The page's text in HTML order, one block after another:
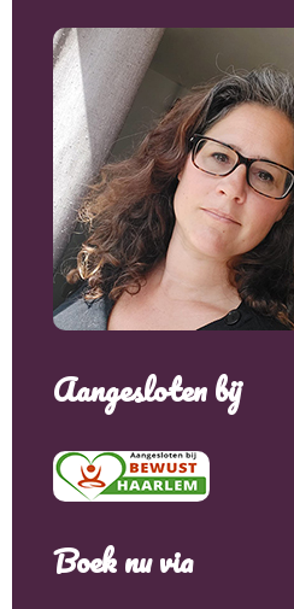
Aangesloten bij
Boek nu via